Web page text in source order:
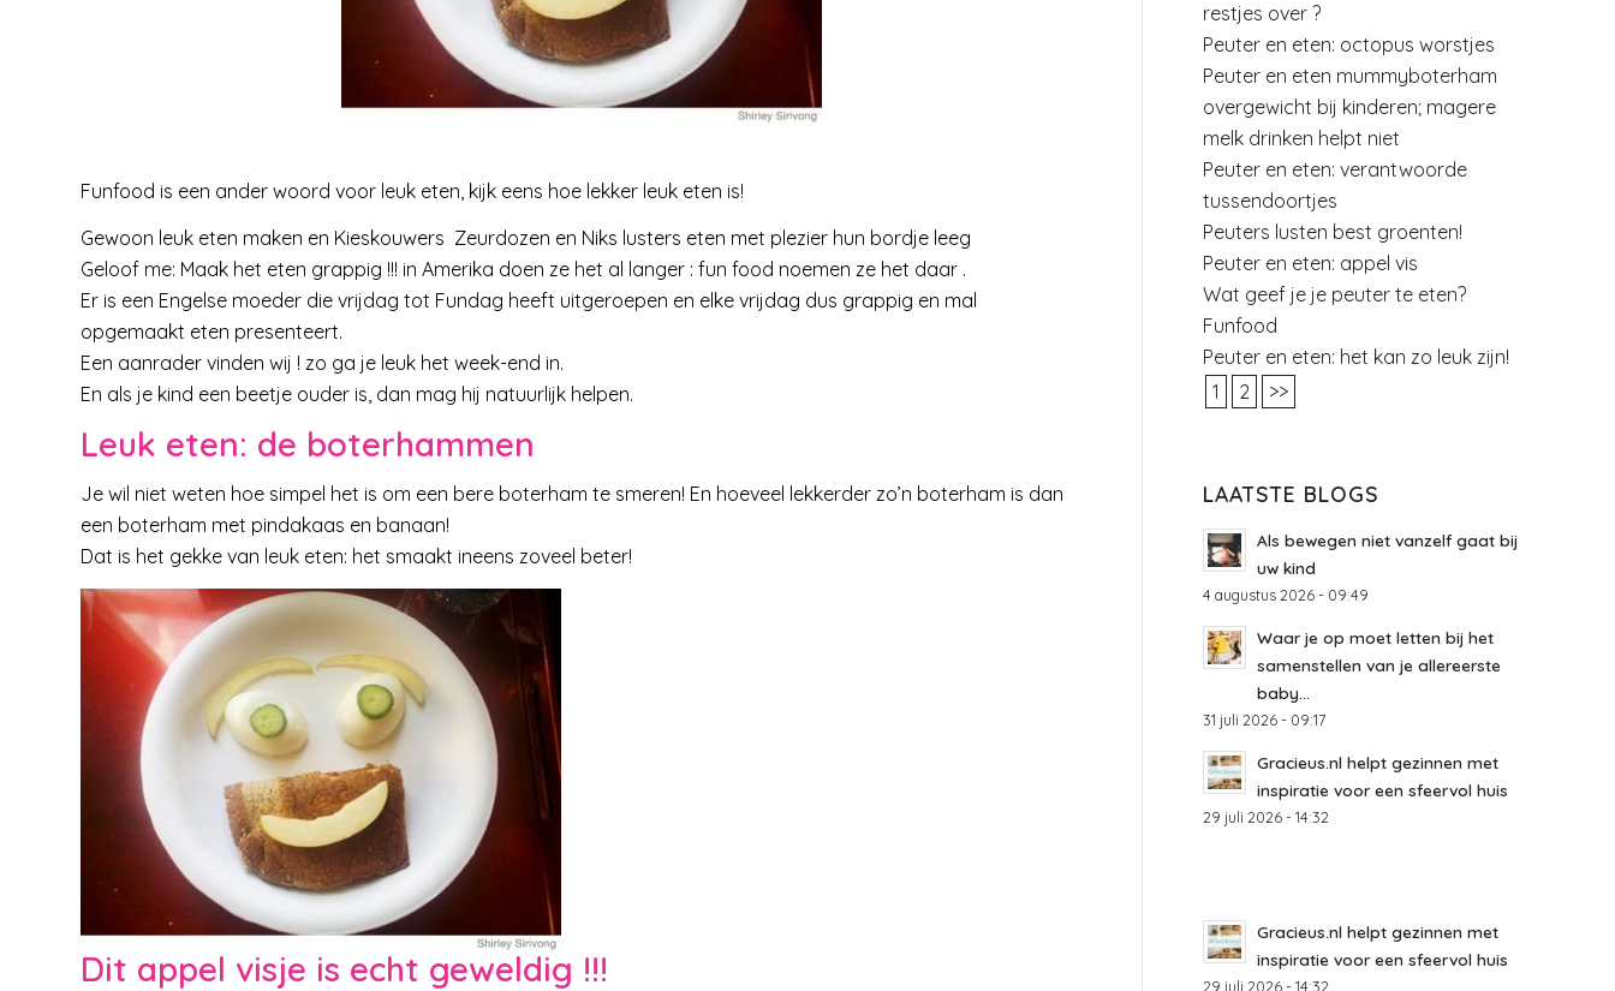
Funfood is een ander woord voor leuk eten, kijk eens hoe lekker leuk eten is!
Gewoon leuk eten maken en Kieskouwers Zeurdozen en Niks lusters eten met plezier hun bordje leeg
Geloof me: Maak het eten grappig !!! in Amerika doen ze het al langer : fun food noemen ze het daar .
Er is een Engelse moeder die vrijdag tot Fundag heeft uitgeroepen en elke vrijdag dus grappig en mal
opgemaakt eten presenteert.
Een aanrader vinden wij ! zo ga je leuk het week-end in.
En als je kind een beetje ouder is, dan mag hij natuurlijk helpen.
Leuk eten: de boterhammen
Je wil niet weten hoe simpel het is om een bere boterham te smeren! En hoeveel lekkerder zo’n boterham is dan
een boterham met pindakaas en banaan!
Dat is het gekke van leuk eten: het smaakt ineens zoveel beter!
Dit appel visje is echt geweldig !!!
restjes over ?
Peuter en eten: octopus worstjes
Peuter en eten mummyboterham
overgewicht bij kinderen; magere
melk drinken helpt niet
Peuter en eten: verantwoorde
tussendoortjes
Peuters lusten best groenten!
Peuter en eten: appel vis
Wat geef je je peuter te eten?
Funfood
Peuter en eten: het kan zo leuk zijn!
1
2 >>
LAATSTE BLOGS
Als bewegen niet vanzelf gaat bij
uw kind
4 augustus 2026 - 09:49
Waar je op moet letten bij het
samenstellen van je allereerste
baby...
31 juli 2026 - 09:17
Gracieus.nl helpt gezinnen met
inspiratie voor een sfeervol huis
29 juli 2026 - 14:32
Gracieus.nl helpt gezinnen met
inspiratie voor een sfeervol huis
29 juli 2026 - 14:32